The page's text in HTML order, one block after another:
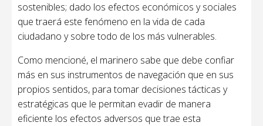
sostenibles; dado los efectos económicos y sociales
que traerá este fenómeno en la vida de cada
ciudadano y sobre todo de los más vulnerables.
Como mencioné, el marinero sabe que debe confiar
más en sus instrumentos de navegación que en sus
propios sentidos, para tomar decisiones tácticas y
estratégicas que le permitan evadir de manera
eficiente los efectos adversos que trae esta